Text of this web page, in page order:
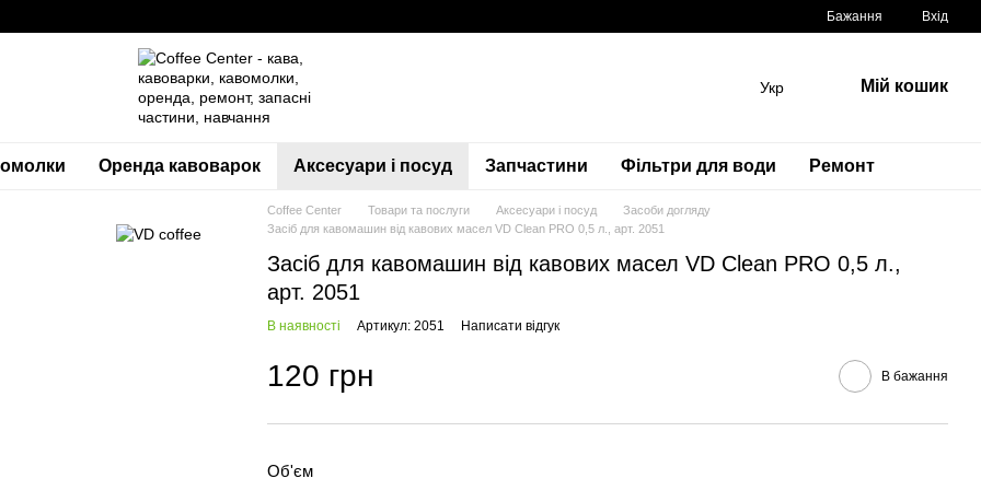
Бажання Вхід
Укр Мій кошик
Оренда кавоварок Аксесуари і посуд Запчастини Фільтри для води Ремонт
Coffee Center Товари та послуги Аксесуари і посуд
Засоби догляду
Засіб для кавомашин від кавових масел VD Clean PRO 0,5 л., арт. 2051
Засіб для кавомашин від кавових масел VD Clean PRO 0,5 л.,
арт. 2051
В наявності Артикул: 2051 Написати відгук
120 грн В бажання
Об'єм